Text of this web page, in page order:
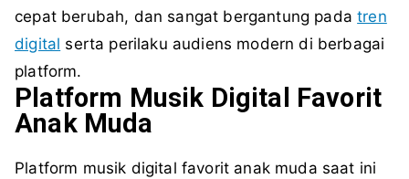
cepat berubah, dan sangat bergantung padatren
digital serta perilaku audiens modern di berbagai
platform.
Platform Musik Digital Favorit
Anak Muda
Platform musik digital favorit anak muda saat ini